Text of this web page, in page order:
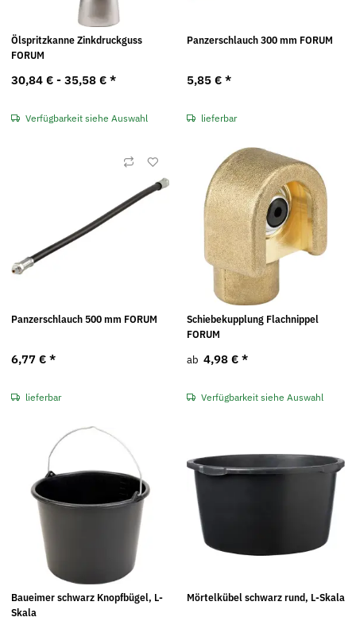
Ölspritzkanne Zinkdruckguss
FORUM
30,84 € - 35,58 € *
Verfügbarkeit siehe Auswahl
Panzerschlauch 300 mm FORUM
5,85 € *
lieferbar
Panzerschlauch 500 mm FORUM
6,77 € *
lieferbar
Schiebekupplung Flachnippel
FORUM
ab 4,98 € *
Verfügbarkeit siehe Auswahl
Baueimer schwarz Knopfbügel, L-
Skala
Mörtelkübel schwarz rund, L-Skala